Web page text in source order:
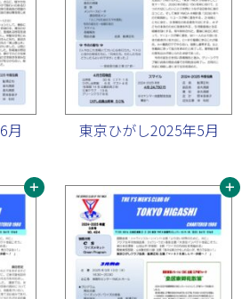
月 東京ひがし2025年5月